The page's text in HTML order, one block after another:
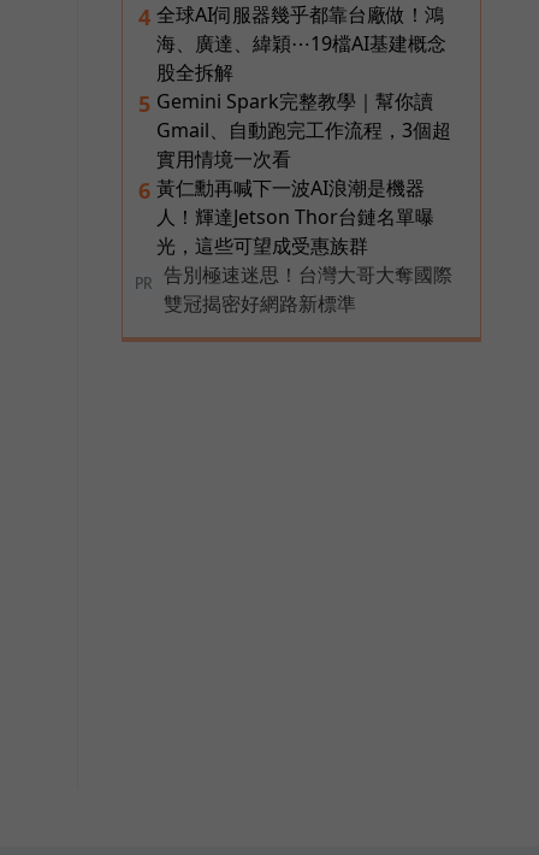
4 全球AI伺服器幾乎都靠台廠做！鴻
海、廣達、緯穎⋯19檔AI基建概念
股全拆解
5 Gemini Spark完整教學｜幫你讀
Gmail、自動跑完工作流程，3個超
實用情境一次看
6 黃仁勳再喊下一波AI浪潮是機器
人！輝達Jetson Thor台鏈名單曝
光，這些可望成受惠族群
PR
告別極速迷思！台灣大哥大奪國際
雙冠揭密好網路新標準